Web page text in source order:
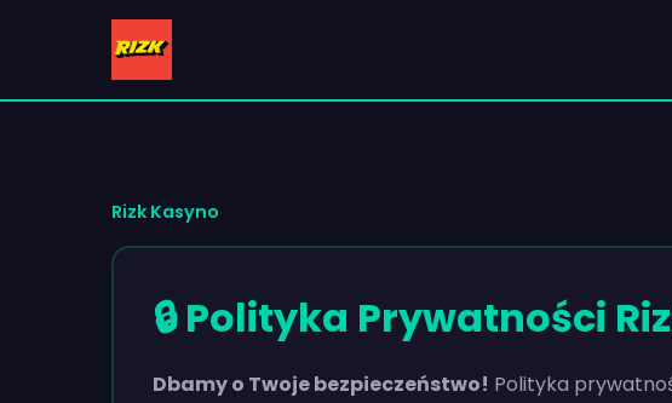
Rizk Kasyno
🔒 Polityka Prywatności
Dbamy o Twoje bezpieczeństwo! Polityka